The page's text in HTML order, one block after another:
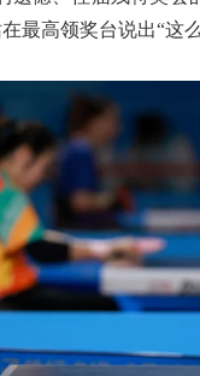
最高领奖台说出“这